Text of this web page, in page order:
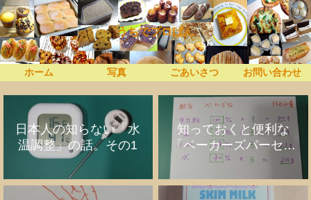
うちでプロぱん
ホーム 写真 ごあいさつ お問い合わせ
日本人の知らない「水
温調整」の話。その1
知っておくと便利な
「ベーカーズパーセン
ト」の話